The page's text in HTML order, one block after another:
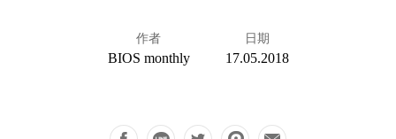
作者
BIOS monthly
日期
17.05.2018